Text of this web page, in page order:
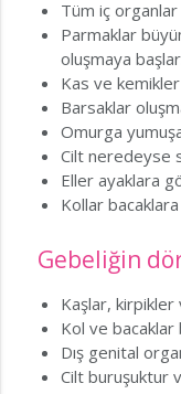
Tüm iç
Parmaklar
oluşmaya
Kas ve
Barsaklar
Omurga
Cilt neredeyse
Eller ayaklara
Kollar
Gebeliğin
Kaşlar, kirpikler
Kol ve bacaklar
Dış genital
Cilt buruşuktur